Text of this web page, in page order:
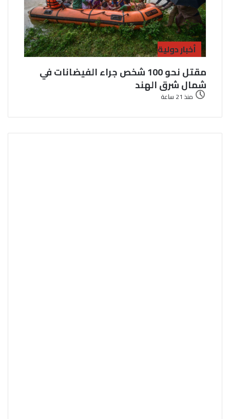
أخبار دولية
مقتل نحو 100 شخص جراء الفيضانات في
شمال شرق الهند
منذ 21 ساعة